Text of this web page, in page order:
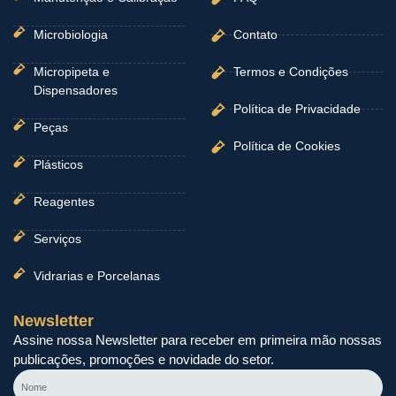
Microbiologia
Micropipeta e
Dispensadores
Peças
Plásticos
Reagentes
Serviços
Vidrarias e Porcelanas
Contato
Termos e Condições
Política de Privacidade
Política de Cookies
Newsletter
Assine nossa Newsletter para receber em primeira mão nossas
publicações, promoções e novidade do setor.
Nome